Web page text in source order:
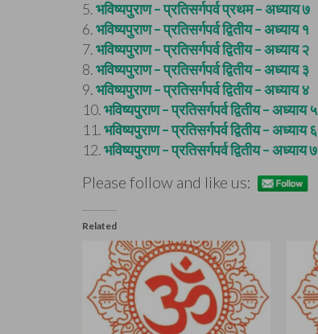
5.भविष्यपुराण – प्रतिसर्गपर्व प्रथम – अध्याय ७
6.भविष्यपुराण – प्रतिसर्गपर्व द्वितीय – अध्याय १
7.भविष्यपुराण – प्रतिसर्गपर्व द्वितीय – अध्याय २
8.भविष्यपुराण – प्रतिसर्गपर्व द्वितीय – अध्याय ३
9.भविष्यपुराण – प्रतिसर्गपर्व द्वितीय – अध्याय ४
10.भविष्यपुराण – प्रतिसर्गपर्व द्वितीय – अध्याय ५
11.भविष्यपुराण – प्रतिसर्गपर्व द्वितीय – अध्याय ६
12.भविष्यपुराण – प्रतिसर्गपर्व द्वितीय – अध्याय ७
Please follow and like us:
Related